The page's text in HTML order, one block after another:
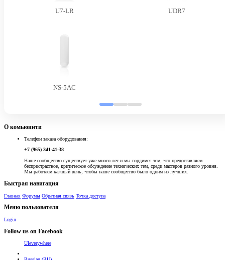
U7-LR UDR7
NS-5AC
О комьюнити
Телефон заказа оборудования:
+7 (965) 341-41-38
Наше сообщество существует уже много лет и мы гордимся тем, что предоставляем
беспристрастное, критическое обсуждение технических тем, среди мастеров разного уровня.
Мы работаем каждый день, чтобы наше сообщество было одним из лучших.
Быстрая навигация
Главная Форумы Обратная связь Точка доступа
Меню пользователя
Login
Follow us on Facebook
UIeverywhere